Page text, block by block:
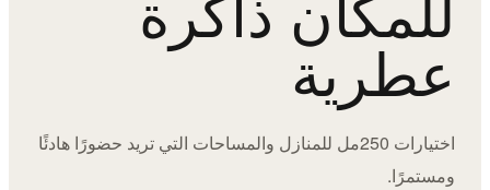
عطرية
اختيارات 250مل للمنازل والمساحات التي تريد حضورًا هادئًا
ومستمرًا.